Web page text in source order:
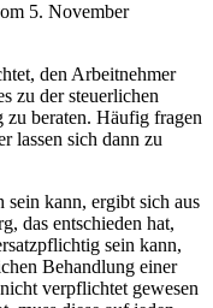
5. November
den Arbeitnehmer
zu der steuerlichen
beraten. Häufig fragen
lassen sich dann zu
sein kann, ergibt sich aus
das entschieden hat,
sein kann,
Behandlung einer
verpflichtet gewesen